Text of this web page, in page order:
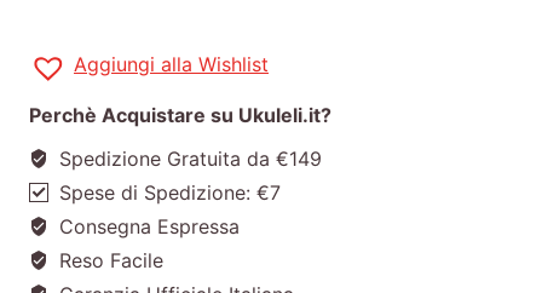
Aggiungi alla Wishlist
Perchè Acquistare su Ukuleli.it?
Spedizione Gratuita da €149
Spese di Spedizione: €7
Consegna Espressa
Reso Facile